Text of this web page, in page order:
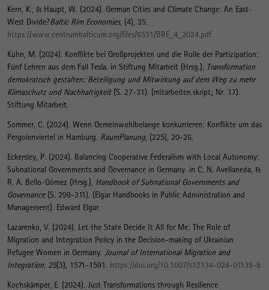
Kern, K. , & Haupt, W. (2024). German Cities and Climate Change: An East-
West Divide?Baltic Rim Economies, (4), 35.
https://www.centrumbalticum.org/files/6531/BRE_4_2024.pdf
Kühn, M. (2024). Konflikte bei Großprojekten und die Rolle der Partizipation:
Fünf Lehren aus dem Fall Tesla . in Stiftung Mitarbeit (Hrsg.),
Transformation
demokratisch gestalten: Beteiligung und Mitwirkung auf dem Weg zu mehr
Klimaschutz und Nachhaltigkeit (S. 27-31). (mitarbeiten.skript; Nr. 17).
Stiftung Mitarbeit.
Sommer, C. (2024). Wenn Gemeinwohlbelange konkurrieren: Konflikte um das
Pergolenviertel in Hamburg RaumPlanung , (225), 20-26.
Eckersley, P. (2024). Balancing Cooperative Federalism with Local Autonomy:
Subnational Governments and Governance in Germany . in C. N. Avellaneda, &
R. A. Bello-Gómez (Hrsg.), Handbook of Subnational Governments and
Governance (S. 299-311). (Elgar Handbooks in Public Administration and
Management). Edward Elgar.
Lazarenko, V. (2024). Let the State Decide It All for Me: The Role of
Migration and Integration Policy in the Decision-making of Ukrainian
Refugee Women in Germany
Journal of International Migration and
Integration 25(3), 1571-1591. https://doi.org/10.1007/s12134-024-01138-9
Kochskämper, E. (2024).
Just Transformations through Resilience